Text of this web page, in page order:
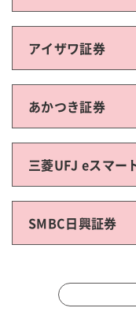
アイザワ証券
あかつき証券
三菱UFJ eスマー
SMBC日興証券